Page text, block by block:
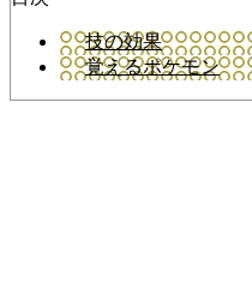
技の効果
覚えるポケモン